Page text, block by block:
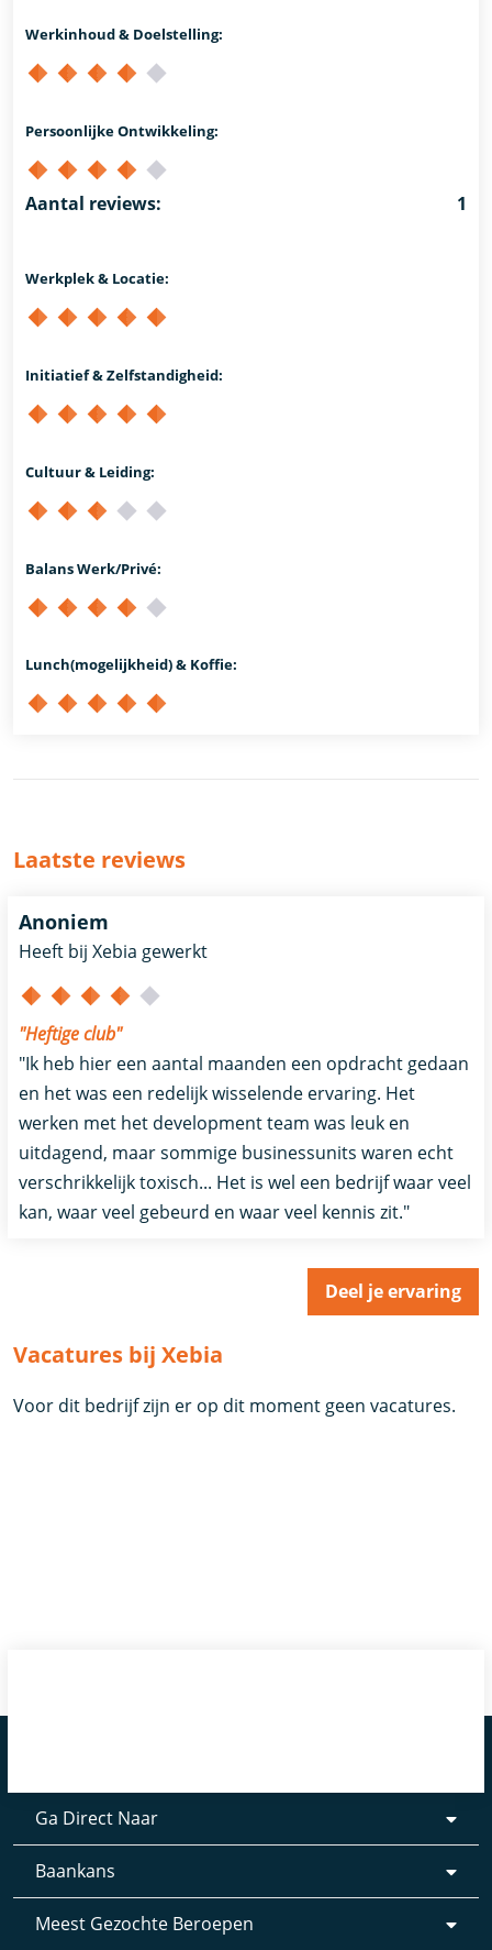
Werkinhoud & Doelstelling:
Persoonlijke Ontwikkeling:
Aantal reviews: 1
Werkplek & Locatie:
Initiatief & Zelfstandigheid:
Cultuur & Leiding:
Balans Werk/Privé:
Lunch(mogelijkheid) & Koffie:
Laatste reviews
Anoniem
Heeft bij Xebia gewerkt
"Heftige club"
"Ik heb hier een aantal maanden een opdracht gedaan
en het was een redelijk wisselende ervaring. Het
werken met het development team was leuk en
uitdagend, maar sommige businessunits waren echt
verschrikkelijk toxisch... Het is wel een bedrijf waar veel
kan, waar veel gebeurd en waar veel kennis zit."
Deel je ervaring
Vacatures bij Xebia
Voor dit bedrijf zijn er op dit moment geen vacatures.
Ga Direct Naar
Baankans
Meest Gezochte Beroepen